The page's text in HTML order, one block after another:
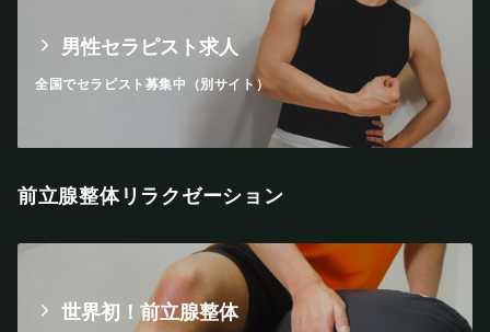
男性セラピスト求人
全国でセラピスト募集中（別サイト）
前立腺整体リラクゼーション
世界初！前立腺整体